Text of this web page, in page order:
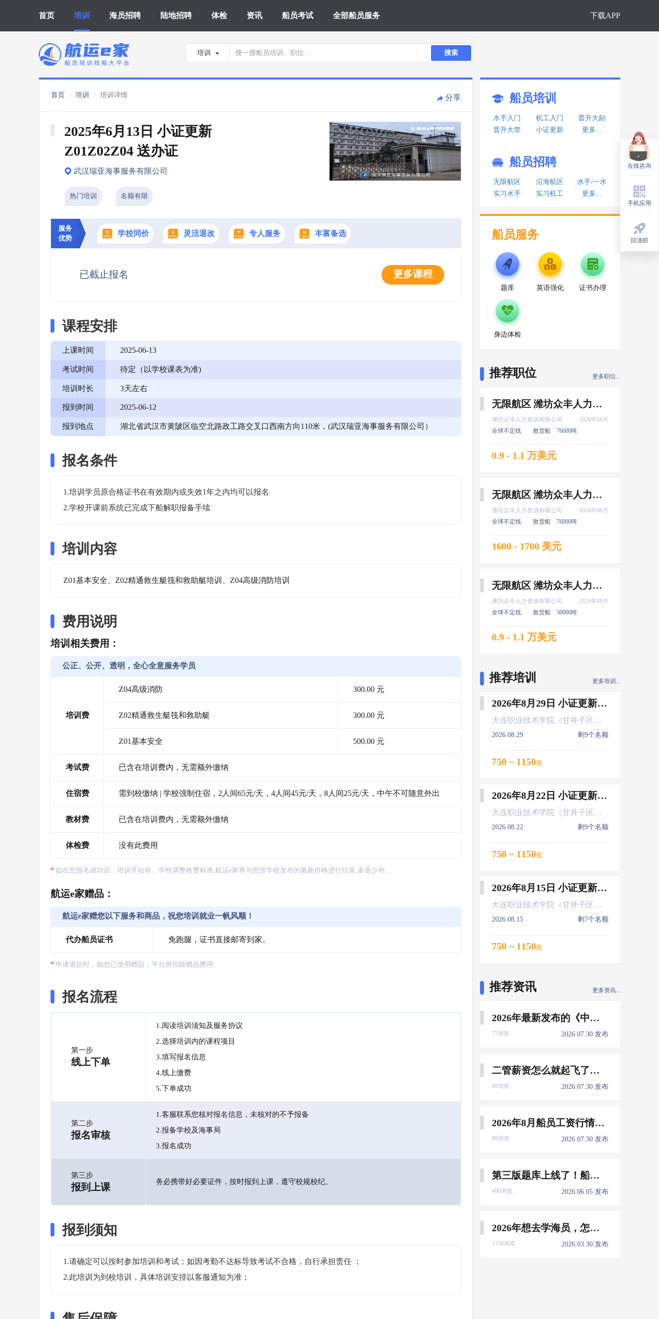
首页 培训 海员招聘 陆地招聘 体检 资讯 船员考试 全部船员服务 下载APP
培训 搜索
首页 培训 培训详情 分享
2025年6月13日 小证更新
Z01Z02Z04 送办证
武汉瑞亚海事服务有限公司
热门培训 名额有限
服务
优势
学校同价 灵活退改 专人服务 丰富备选
已截止报名 更多课程
课程安排
上课时间 2025-06-13
考试时间 待定（以学校课表为准)
培训时长 3天左右
报到时间 2025-06-12
报到地点 湖北省武汉市黄陂区临空北路政工路交叉口西南方向110米，(武汉瑞亚海事服务有限公司）
报名条件
1.培训学员原合格证书在有效期内或失效1年之内均可以报名
2.学校开课前系统已完成下船解职报备手续
培训内容
Z01基本安全、Z02精通救生艇筏和救助艇培训、Z04高级消防培训
费用说明
培训相关费用：
公正、公开、透明，全心全意服务学员
培训费
Z04高级消防 300.00 元
Z02精通救生艇筏和救助艇 300.00 元
Z01基本安全 500.00 元
考试费 已含在培训费内，无需额外缴纳
住宿费 需到校缴纳 | 学校强制住宿，2人间65元/天，4人间45元/天，8人间25元/天，中午不可随意外出
教材费 已含在培训费内，无需额外缴纳
体检费 没有此费用
如在您报名成功后、培训开始前，学校调整收费标准,航运e家将与您按学校发布的最新价格进行结算,多退少补。
航运e家赠品：
航运e家赠您以下服务和商品，祝您培训就业一帆风顺！
代办船员证书 免跑腿，证书直接邮寄到家。
申请退款时，如您已使用赠品，平台将扣除赠品费用。
报名流程
第一步
线上下单
1.阅读培训须知及服务协议
2.选择培训内的课程项目
3.填写报名信息
4.线上缴费
5.下单成功
第二步
报名审核
1.客服联系您核对报名信息，未核对的不予报备
2.报备学校及海事局
3.报名成功
第三步
报到上课 务必携带好必要证件，按时报到上课，遵守校规校纪。
报到须知
1.请确定可以按时参加培训和考试；如因考勤不达标导致考试不合格，自行承担责任 ；
2.此培训为到校培训，具体培训安排以客服通知为准；
船员培训
水手入门 机工入门
晋升大副
晋升大管
小证更新 更多...
船员招聘
无限航区 沿海航区
水手/一水
实习水手
实习机工 更多...
船员服务
题库 英语强化 证书办理
身边体检
推荐职位 更多职位...
无限航区 潍坊众丰人力资源有限公司 新证 大厨 8月上船
潍坊众丰人力资源有限公司
2026年08月
全球不定线
散货船 76000吨
0.9 - 1.1 万美元
无限航区 潍坊众丰人力资源有限公司 高证 水手 8月上船
潍坊众丰人力资源有限公司
2026年08月
全球不定线
散货船 76000吨
1600 - 1700 美元
无限航区 潍坊众丰人力资源有限公司 新证 大厨 8月上船
潍坊众丰人力资源有限公司
2026年08月
全球不定线
散货船 50000吨
0.9 - 1.1 万美元
推荐培训 更多培训...
2026年8月29日 小证更新 Z01Z02Z04
大连职业技术学院（甘井子区大连北站）
2026.08.29 剩9个名额
750 ~ 1150元
2026年8月22日 小证更新 Z01Z02Z04
大连职业技术学院（甘井子区大连北站）
2026.08.22 剩9个名额
750 ~ 1150元
2026年8月15日 小证更新 Z01Z02Z04
大连职业技术学院（甘井子区大连北站）
2026.08.15 剩7个名额
750 ~ 1150元
推荐资讯 更多资讯...
2026年最新发布的《中国船员发展报告》，暴露了哪些信息量？
77浏览 2026.07.30 发布
二管薪资怎么就起飞了，下一个会是谁？
68浏览 2026.07.30 发布
2026年8月船员工资行情参考
89浏览 2026.07.30 发布
第三版题库上线了！船员免费刷！
496浏览 2026.06.05 发布
2026年想去学海员，怎么选择培训学校？
1358浏览 2026.03.30 发布
在线咨询
手机应用
回顶部
在线咨询
手机应用
回顶部